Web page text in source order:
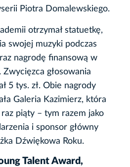
Piotra Domalewskiego.
otrzymał statuetkę,
swojej muzyki podczas
nagrodę finansową w
Zwycięzca głosowania
5 tys. zł. Obie nagrody
Galeria Kazimierz, która
piąty – tym razem jako
i sponsor główny
Dźwiękowa Roku.
Talent Award,